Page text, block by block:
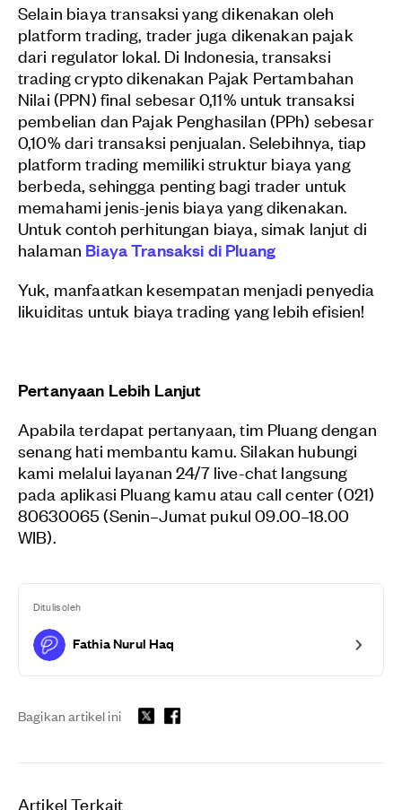
Selain biaya transaksi yang dikenakan oleh
platform trading, trader juga dikenakan pajak
dari regulator lokal. Di Indonesia, transaksi
trading crypto dikenakan Pajak Pertambahan
Nilai (PPN) final sebesar 0,11% untuk transaksi
pembelian dan Pajak Penghasilan (PPh) sebesar
0,10% dari transaksi penjualan. Selebihnya, tiap
platform trading memiliki struktur biaya yang
berbeda, sehingga penting bagi trader untuk
memahami jenis-jenis biaya yang dikenakan.
Untuk contoh perhitungan biaya, simak lanjut di
halaman Biaya Transaksi di Pluang
Yuk, manfaatkan kesempatan menjadi penyedia
likuiditas untuk biaya trading yang lebih efisien!
Pertanyaan Lebih Lanjut
Apabila terdapat pertanyaan, tim Pluang dengan
senang hati membantu kamu. Silakan hubungi
kami melalui layanan 24/7 live-chat langsung
pada aplikasi Pluang kamu atau call center (021)
80630065 (Senin–Jumat pukul 09.00–18.00
WIB).
Ditulis oleh
Fathia Nurul Haq
Bagikan artikel ini
Artikel Terkait